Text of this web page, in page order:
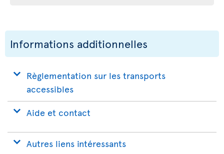
Informations additionnelles
Règlementation sur les transports
accessibles
Aide et contact
Autres liens intéressants